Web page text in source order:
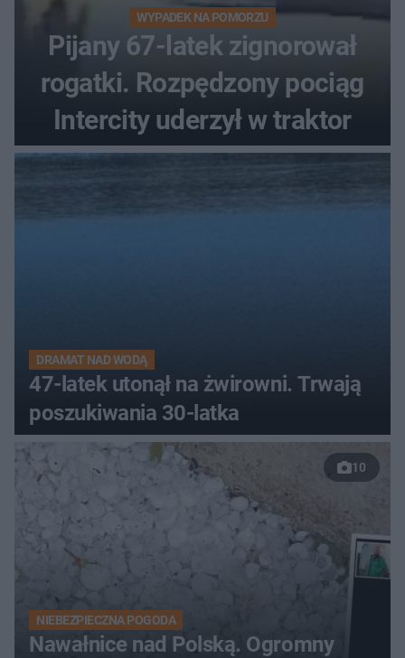
WYPADEK NA POMORZU
Pijany 67-latek zignorował
rogatki. Rozpędzony pociąg
Intercity uderzył w traktor
DRAMAT NAD WODĄ
47-latek utonął na żwirowni. Trwają
poszukiwania 30-latka
10
NIEBEZPIECZNA POGODA
Nawałnice nad Polską. Ogromny